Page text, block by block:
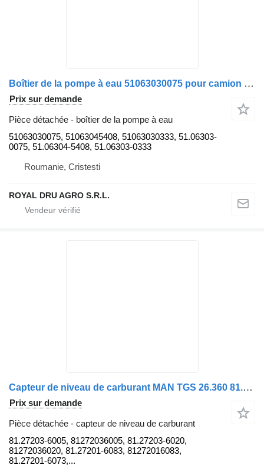
Boîtier de la pompe à eau 51063030075 pour camion MAN TGS 26.360
Prix sur demande
Pièce détachée - boîtier de la pompe à eau
51063030075, 51063045408, 51063030333, 51.06303-
0075, 51.06304-5408, 51.06303-0333
Roumanie, Cristesti
ROYAL DRU AGRO S.R.L.
Capteur de niveau de carburant MAN TGS 26.360 81.27203-6005 pour camion MAN
Prix sur demande
Pièce détachée - capteur de niveau de carburant
81.27203-6005, 81272036005, 81.27203-6020,
81272036020, 81.27201-6083, 81272016083,
81.27201-6073,...